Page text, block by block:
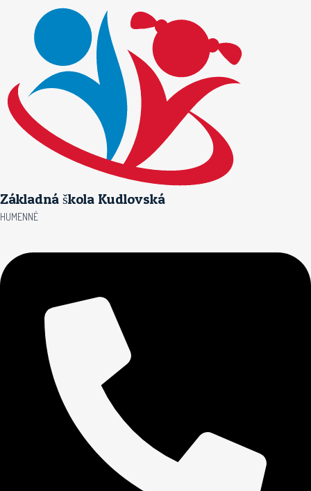
Základná škola Kudlovská
HUMENNÉ